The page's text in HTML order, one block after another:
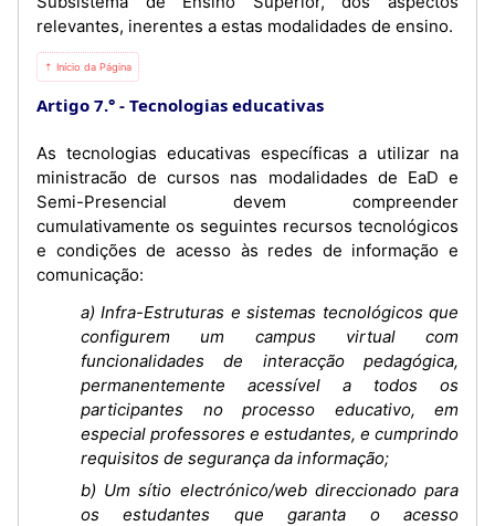
relevantes, inerentes a estas modalidades de ensino.
⇡ Início da Página
Artigo 7.° Tecnologias educativas
As tecnologias educativas específicas a utilizar na
ministracão de cursos nas modalidades de EaD e
Semi-Presencial devem compreender
cumulativamente os seguintes recursos tecnológicos
e condições de acesso às redes de informação e
comunicação:
a) Infra-Estruturas e sistemas tecnológicos que
configurem um campus virtual com
funcionalidades de interacção pedagógica,
permanentemente acessível a todos os
participantes no processo educativo, em
especial professores e estudantes, e cumprindo
requisitos de segurança da informação;
b) Um sítio electrónico/web direccionado para
os estudantes que garanta o acesso